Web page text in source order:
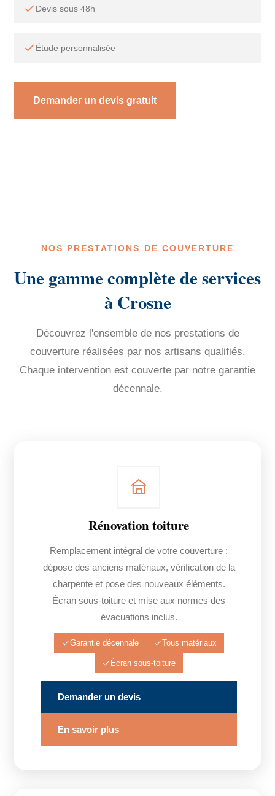
Devis sous 48h
Étude personnalisée
Demander un devis gratuit
NOS PRESTATIONS DE COUVERTURE
Une gamme complète de services
à Crosne
Découvrez l'ensemble de nos prestations de
couverture réalisées par nos artisans qualifiés.
Chaque intervention est couverte par notre garantie
décennale.
Rénovation toiture
Remplacement intégral de votre couverture :
dépose des anciens matériaux, vérification de la
charpente et pose des nouveaux éléments.
Écran sous-toiture et mise aux normes des
évacuations inclus.
Garantie décennale Tous matériaux
Écran sous-toiture
Demander un devis
En savoir plus